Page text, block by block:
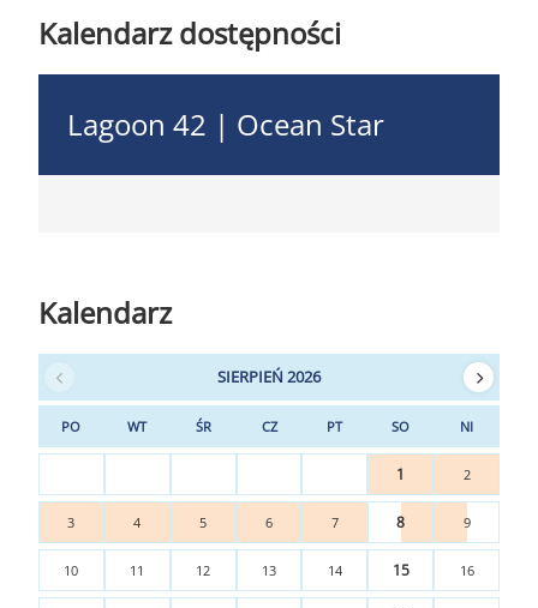
Kalendarz dostępności
Lagoon 42 | Ocean Star
Kalendarz
SIERPIEŃ 2026
PO WT ŚR CZ PT SO NI
1 2
3 4 5 6 7 8 9
10 11 12 13 14 15 16